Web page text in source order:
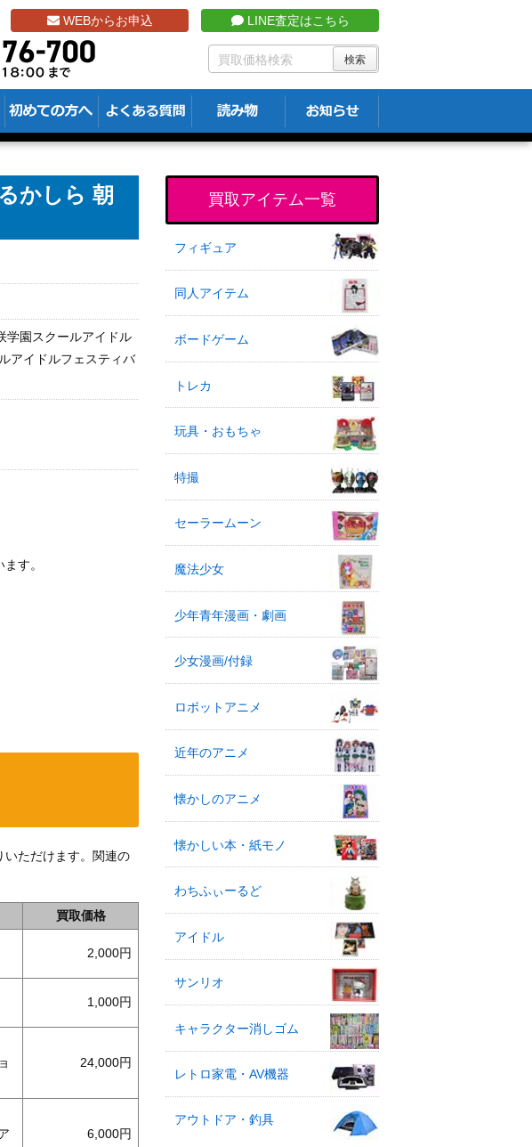
WEBからお申込 LINE査定はこちら
かしら 朝
学園スクールアイドル
アイドルフェスティバ
す。
いただけます。関連の
買取価格
2,000
1,000
24,000
6,000
買取アイテム一覧
フィギュア
同人アイテム
ボードゲーム
トレカ
玩具・おもちゃ
特撮
セーラームーン
魔法少女
少年青年漫画・劇画
少女漫画/付録
ロボットアニメ
近年のアニメ
懐かしのアニメ
懐かしい本・紙モノ
わちふぃーるど
アイドル
サンリオ
キャラクター消しゴム
レトロ家電・AV機器
アウトドア・釣具